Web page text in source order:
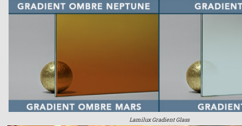
Lamilux Gradient Glass